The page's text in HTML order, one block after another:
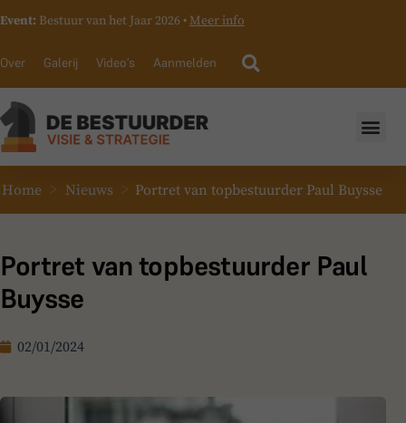
Event: Bestuur van het Jaar 2026 • Meer info
Over Galerij Video’s Aanmelden
Home > Nieuws > Portret van topbestuurder Paul Buysse
Portret van topbestuurder Paul
Buysse
02/01/2024